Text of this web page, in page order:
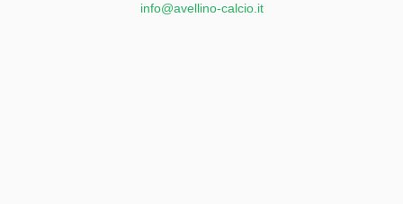
info@avellino-calcio.it